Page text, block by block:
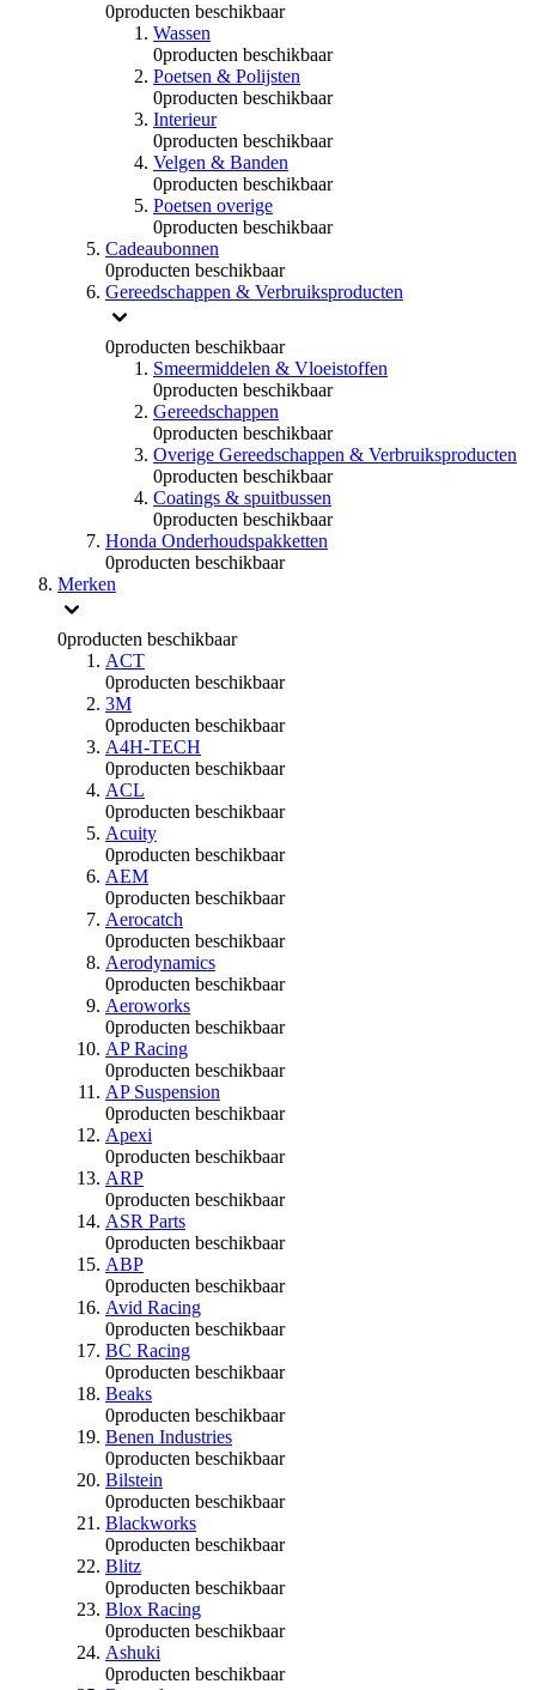
0producten beschikbaar
Wassen
0producten beschikbaar
Poetsen & Polijsten
0producten beschikbaar
Interieur
0producten beschikbaar
Velgen & Banden
0producten beschikbaar
Poetsen overige
0producten beschikbaar
Cadeaubonnen
0producten beschikbaar
Gereedschappen & Verbruiksproducten
0producten beschikbaar
Smeermiddelen & Vloeistoffen
0producten beschikbaar
Gereedschappen
0producten beschikbaar
Overige Gereedschappen & Verbruiksproducten
0producten beschikbaar
Coatings & spuitbussen
0producten beschikbaar
Honda Onderhoudspakketten
0producten beschikbaar
Merken
0producten beschikbaar
ACT
0producten beschikbaar
3M
0producten beschikbaar
A4H-TECH
0producten beschikbaar
ACL
0producten beschikbaar
Acuity
0producten beschikbaar
AEM
0producten beschikbaar
Aerocatch
0producten beschikbaar
Aerodynamics
0producten beschikbaar
Aeroworks
0producten beschikbaar
AP Racing
0producten beschikbaar
AP Suspension
0producten beschikbaar
Apexi
0producten beschikbaar
ARP
0producten beschikbaar
ASR Parts
0producten beschikbaar
ABP
0producten beschikbaar
Avid Racing
0producten beschikbaar
BC Racing
0producten beschikbaar
Beaks
0producten beschikbaar
Benen Industries
0producten beschikbaar
Bilstein
0producten beschikbaar
Blackworks
0producten beschikbaar
Blitz
0producten beschikbaar
Blox Racing
0producten beschikbaar
Ashuki
0producten beschikbaar